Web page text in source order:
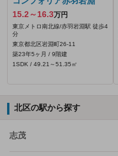
15.2～16.3万円
東京メトロ南北線/赤羽岩淵駅 徒歩4
分
東京都北区岩淵町26-11
築23年5ヶ月 / 9階建
1SDK / 49.21～51.35㎡
北区の駅から探す
志茂